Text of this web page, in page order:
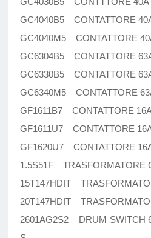
GC4040B5 CONTATTORE
GC4040M5 CONTATTORE
GC6304B5 CONTATTORE
GC6330B5 CONTATTORE
GC6340M5 CONTATTORE
GF1611B7 CONTATTORE
GF1611U7 CONTATTORE
GF1620U7 CONTATTORE
1.5S51F TRASFORMATORE
15T147HDIT
20T147HDIT
2601AG2S2 DRUM SWITCH